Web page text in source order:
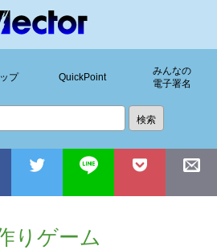
プ QuickPoint
みんなの
電子署名
りゲーム